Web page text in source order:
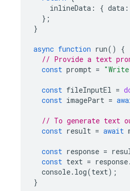
inlineData : { data :
};
}
async function run()
{
// Provide a text
const prompt =
const fileInputEl =
const imagePart =
// To generate text
const result = await
const response =
const text = response.
console. log(text);
}